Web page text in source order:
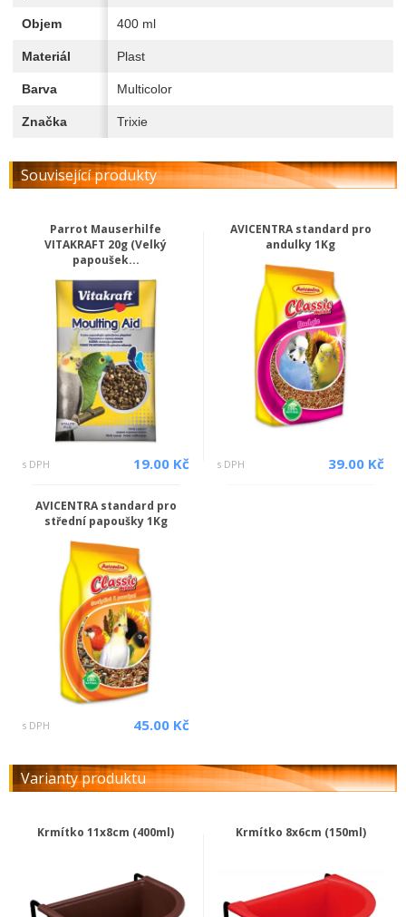
Objem 400 ml
Materiál Plast
Barva Multicolor
Značka Trixie
Související produkty
Parrot Mauserhilfe
VITAKRAFT 20g (Velký
papoušek...
s DPH 19.00 Kč
AVICENTRA standard pro
andulky 1Kg
s DPH 39.00 Kč
AVICENTRA standard pro
střední papoušky 1Kg
s DPH 45.00 Kč
Varianty produktu
Krmítko 11x8cm (400ml) Krmítko 8x6cm (150ml)